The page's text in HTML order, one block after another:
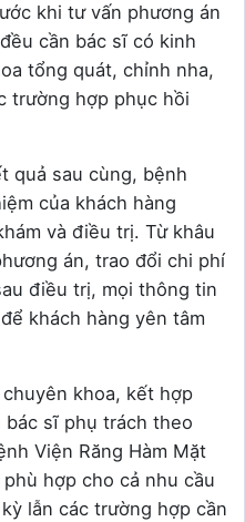
khi tư vấn phương án
cần bác sĩ có kinh
tổng quát, chỉnh nha,
trường hợp phục hồi
quả sau cùng, bệnh
của khách hàng
và điều trị. Từ khâu
án, trao đổi chi phí
điều trị, mọi thông tin
khách hàng yên tâm
khoa, kết hợp
bác sĩ phụ trách theo
Viện Răng Hàm Mặt
hợp cho cả nhu cầu
lẫn các trường hợp cần